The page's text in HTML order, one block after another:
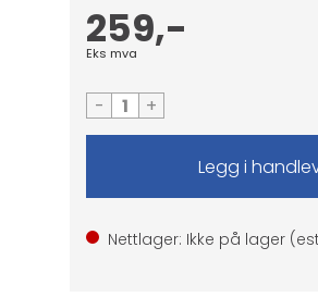
259,-
Eks mva
- +
Nettlager: Ikke på lager